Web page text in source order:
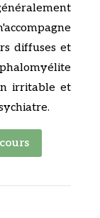
diffuses et
irritable et